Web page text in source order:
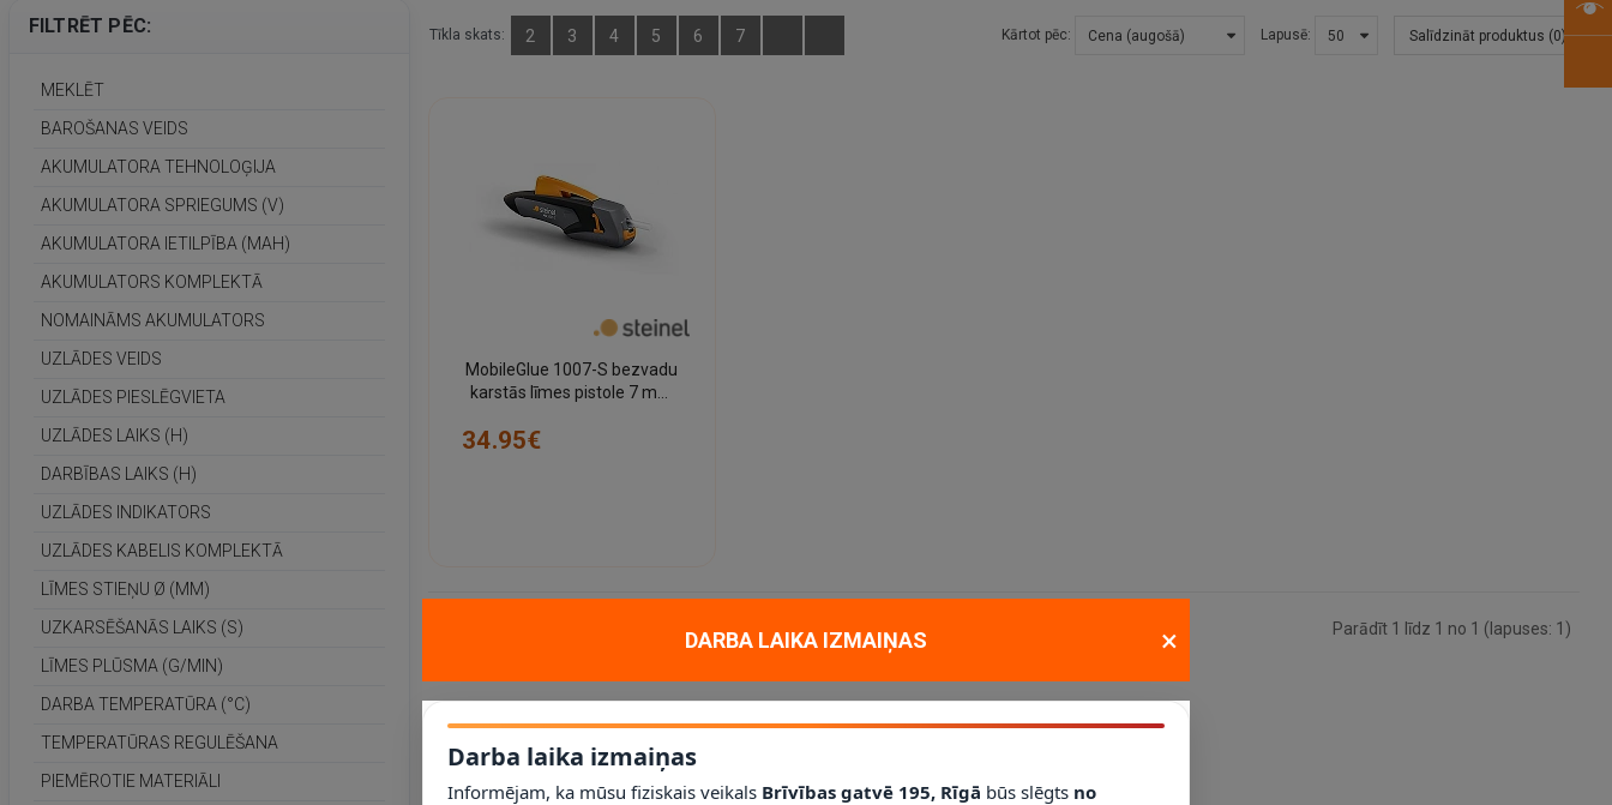
FILTRĒT PĒC:
MEKLĒT
BAROŠANAS VEIDS
AKUMULATORA TEHNOLOĢIJA
AKUMULATORA SPRIEGUMS (V)
AKUMULATORA IETILPĪBA (MAH)
AKUMULATORS KOMPLEKTĀ
NOMAINĀMS AKUMULATORS
UZLĀDES VEIDS
UZLĀDES PIESLĒGVIETA
UZLĀDES LAIKS (H)
DARBĪBAS LAIKS (H)
UZLĀDES INDIKATORS
UZLĀDES KABELIS KOMPLEKTĀ
LĪMES STIEŅU Ø (MM)
UZKARSĒŠANĀS LAIKS (S)
LĪMES PLŪSMA (G/MIN)
DARBA TEMPERATŪRA (°C)
TEMPERATŪRAS REGULĒŠANA
PIEMĒROTIE MATERIĀLI
Tīkla skats: 2 3 4 5 6 7 Kārtot pēc: Lapusē: Salīdzināt produktus (0)
MobileGlue 1007-S bezvadu
karstās līmes pistole 7 mm
34.95€
Parādīt 1 līdz 1 no 1 (lapuses: 1)
DARBA LAIKA IZMAIŅAS ×
Darba laika izmaiņas
Informējam, ka mūsu fiziskais veikals Brīvības gatvē 195, Rīgā būs slēgts no